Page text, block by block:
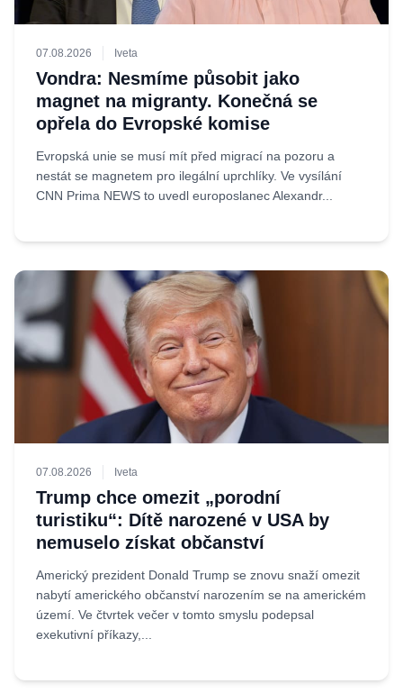
07.08.2026 Iveta
Vondra: Nesmíme působit jako
magnet na migranty. Konečná se
opřela do Evropské komise
Evropská unie se musí mít před migrací na pozoru a
nestát se magnetem pro ilegální uprchlíky. Ve vysílání
CNN Prima NEWS to uvedl europoslanec Alexandr...
07.08.2026 Iveta
Trump chce omezit „porodní
turistiku“: Dítě narozené v USA by
nemuselo získat občanství
Americký prezident Donald Trump se znovu snaží omezit
nabytí amerického občanství narozením se na americkém
území. Ve čtvrtek večer v tomto smyslu podepsal
exekutivní příkazy,...